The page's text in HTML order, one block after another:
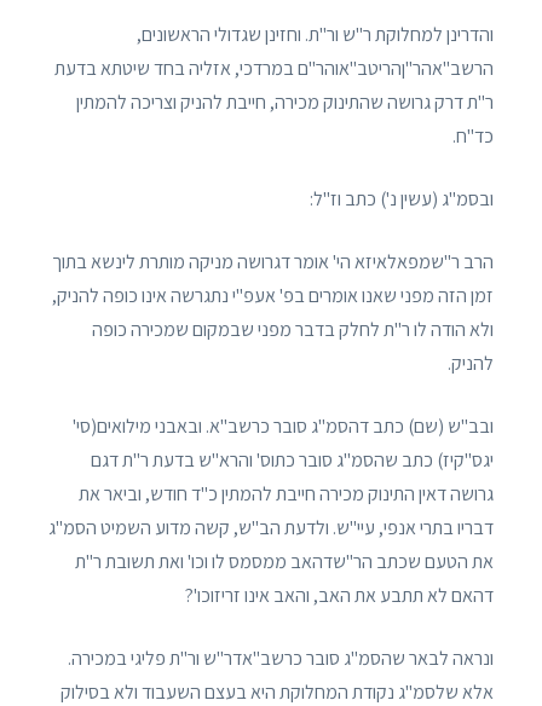
והדרינן למחלוקת ר"ש ור"ת. וחזינן שגדולי הראשונים,
הרשב"אהר"ןהריטב"אוהר"ם במרדכי, אזליה בחד שיטתא בדעת
ר"ת דרק גרושה שהתינוק מכירה, חייבת להניק וצריכה להמתין
כד"ח.
ובסמ"ג (עשין נ') כתב וז"ל:
הרב ר"שמפאלאיזא הי' אומר דגרושה מניקה מותרת לינשא בתוך
זמן הזה מפני שאנו אומרים בפ' אעפ"י נתגרשה אינו כופה להניק,
ולא הודה לו ר"ת לחלק בדבר מפני שבמקום שמכירה כופה
להניק.
ובב"ש (שם) כתב דהסמ"ג סובר כרשב"א. ובאבני מילואים(סי'
יגס"קיז) כתב שהסמ"ג סובר כתוס' והרא"ש בדעת ר"ת דגם
גרושה דאין התינוק מכירה חייבת להמתין כ"ד חודש, וביאר את
דבריו בתרי אנפי, עיי"ש. ולדעת הב"ש, קשה מדוע השמיט הסמ"ג
את הטעם שכתב הר"שדהאב ממסמס לו וכו' ואת תשובת ר"ת
דהאם לא תתבע את האב, והאב אינו זריזוכו'?
ונראה לבאר שהסמ"ג סובר כרשב"אדר"ש ור"ת פליגי במכירה.
אלא שלסמ"ג נקודת המחלוקת היא בעצם השעבוד ולא בסילוק